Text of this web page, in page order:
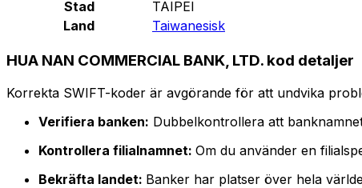
Stad
TAIPEI
Land
Taiwanesisk
HUA NAN COMMERCIAL BANK, LTD. kod detaljer
Korrekta SWIFT-koder är avgörande för att undvika
Verifiera banken: Dubbelkontrollera att
Kontrollera filialnamnet: Om du använder en
Bekräfta landet: Banker har platser över hela